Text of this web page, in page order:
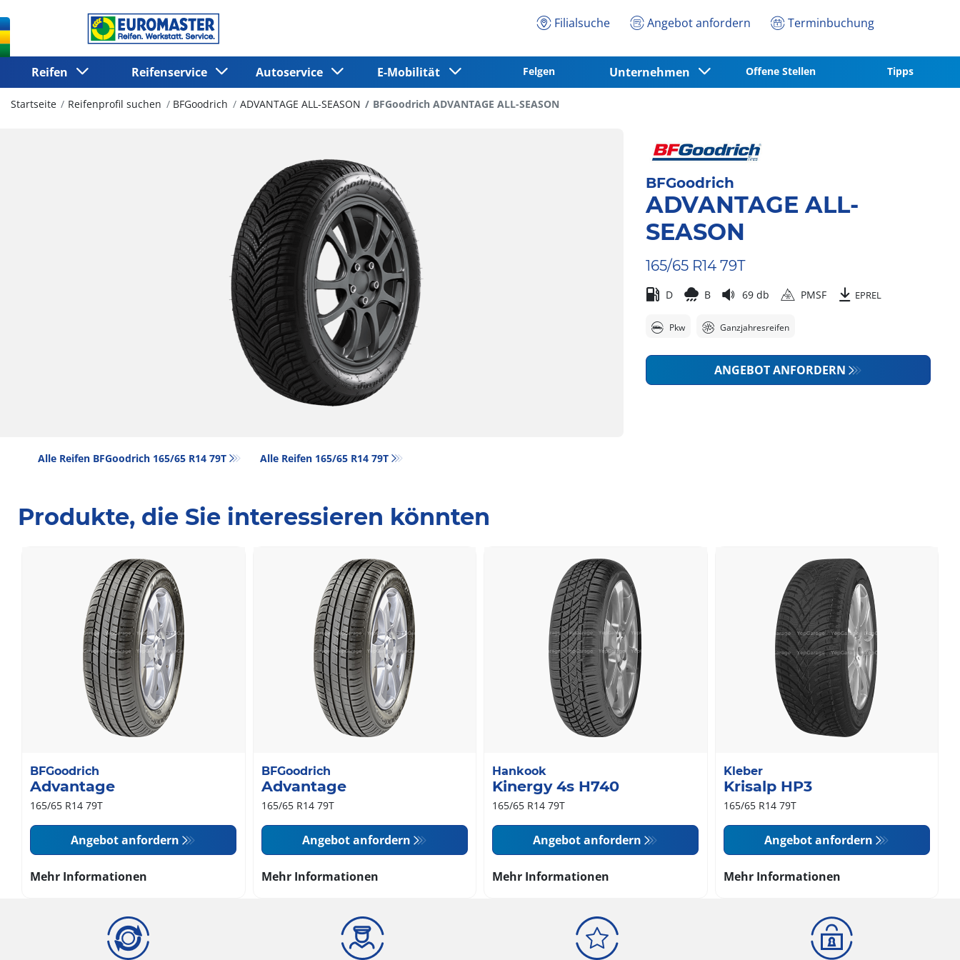
Filialsuche Angebot anfordern Terminbuchung
Reifen Reifenservice Autoservice E-Mobilität Felgen Unternehmen Offene Stellen Tipps
Startseite Reifenprofil suchen BFGoodrich ADVANTAGE ALL-SEASON BFGoodrich ADVANTAGE ALL-SEASON
Alle Reifen BFGoodrich 165/65 R14 79T Alle Reifen‎ 165/65 R14 79T
BFGoodrich
ADVANTAGE ALL-
SEASON
165/65 R14 79T
D B 69 db PMSF EPREL
Pkw Ganzjahresreifen
ANGEBOT ANFORDERN
Produkte, die Sie interessieren könnten
BFGoodrich
Advantage
165/65 R14 79T
Angebot anfordern
Mehr Informationen
BFGoodrich
Advantage
165/65 R14 79T
Angebot anfordern
Mehr Informationen
Hankook
Kinergy 4s H740
165/65 R14 79T
Angebot anfordern
Mehr Informationen
Kleber
Krisalp HP3
165/65 R14 79T
Angebot anfordern
Mehr Informationen